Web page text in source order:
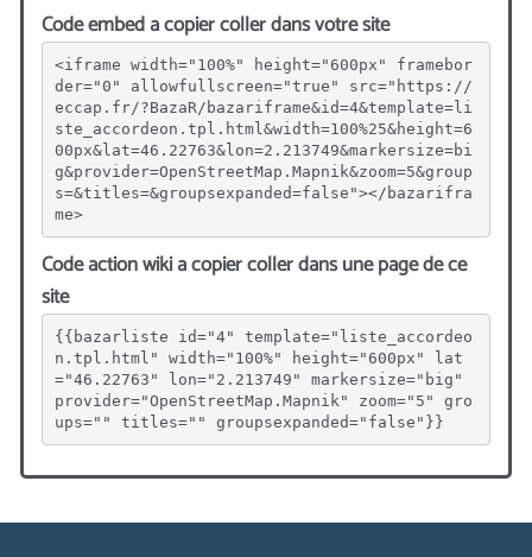
Code embed a copier coller dans votre site
<iframe width="100%" height="600px" framebor
der="0" allowfullscreen="true" src="https://
eccap.fr/?BazaR/bazariframe&id=4&template=li
ste_accordeon.tpl.html&width=100%25&height=6
00px&lat=46.22763&lon=2.213749&markersize=bi
g&provider=OpenStreetMap.Mapnik&zoom=5&group
s=&titles=&groupsexpanded=false"></bazarifra
me>
Code action wiki a copier coller dans une page de ce
site
{{bazarliste id="4" template="liste_accordeo
n.tpl.html" width="100%" height="600px" lat
="46.22763" lon="2.213749" markersize="big"
provider="OpenStreetMap.Mapnik" zoom="5" gro
ups="" titles="" groupsexpanded="false"}}